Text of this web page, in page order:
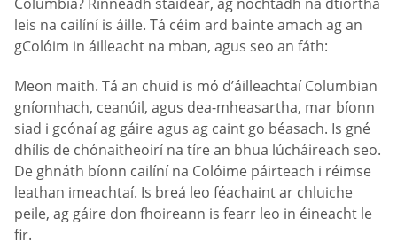
leis na cailíní is áille. Tá céim ard bainte amach ag an
gColóim in áilleacht na mban, agus seo an fáth:
Meon maith. Tá an chuid is mó d’áilleachtaí Columbian
gníomhach, ceanúil, agus dea-mheasartha, mar bíonn
siad i gcónaí ag gáire agus ag caint go béasach. Is gné
dhílis de chónaitheoirí na tíre an bhua lúcháireach seo.
De ghnáth bíonn cailíní na Colóime páirteach i réimse
leathan imeachtaí. Is breá leo féachaint ar chluiche
peile, ag gáire don fhoireann is fearr leo in éineacht le
fir.